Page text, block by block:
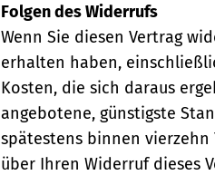
Folgen des Widerrufs
Wenn Sie diesen Vertrag
erhalten haben,
Kosten, die sich daraus
angebotene, günstigste
spätestens binnen vierzehn
über Ihren Widerruf dieses